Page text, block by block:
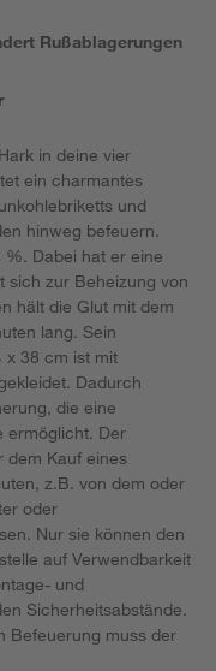
Rußablagerungen
in deine vier
ein charmantes
und
hinweg befeuern.
Dabei hat er eine
sich zur Beheizung von
hält die Glut mit dem
lang. Sein
x 38 cm ist mit
Dadurch
die eine
ermöglicht. Der
dem Kauf eines
z.B. von dem oder
oder
Nur sie können den
auf Verwendbarkeit
und
Sicherheitsabstände.
Befeuerung muss der